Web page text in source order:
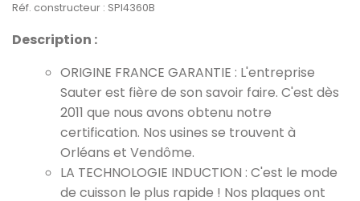
Réf. constructeur : SPI4360B
Description :
ORIGINE FRANCE GARANTIE : L'entreprise
Sauter est fière de son savoir faire. C'est dès
2011 que nous avons obtenu notre
certification. Nos usines se trouvent à
Orléans et Vendôme.
LA TECHNOLOGIE INDUCTION : C'est le mode
de cuisson le plus rapide ! Nos plaques ont